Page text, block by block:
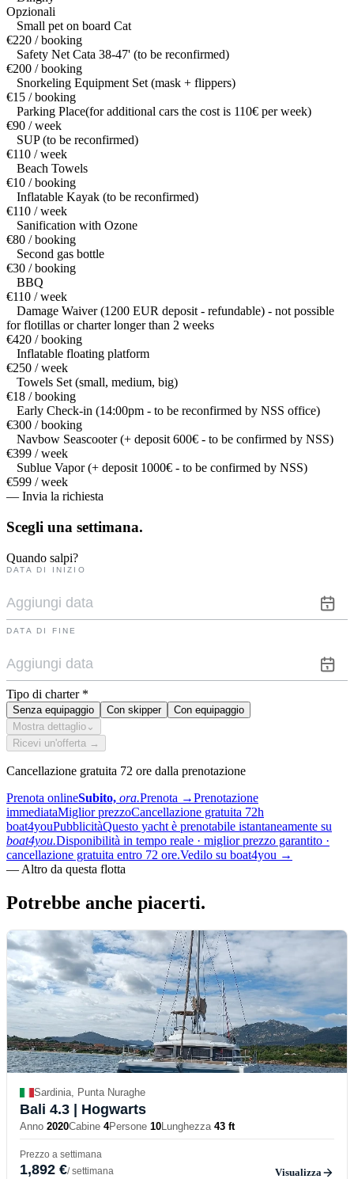
Opzionali
Small pet on board Cat
€220 / booking
Safety Net Cata 38-47' (to be reconfirmed)
€200 / booking
Snorkeling Equipment Set (mask + flippers)
€15 / booking
Parking Place(for additional cars the cost is 110€ per week)
€90 / week
SUP (to be reconfirmed)
€110 / week
Beach Towels
€10 / booking
Inflatable Kayak (to be reconfirmed)
€110 / week
Sanification with Ozone
€80 / booking
Second gas bottle
€30 / booking
BBQ
€110 / week
Damage Waiver (1200 EUR deposit - refundable) - not possible
for flotillas or charter longer than 2 weeks
€420 / booking
Inflatable floating platform
€250 / week
Towels Set (small, medium, big)
€18 / booking
Early Check-in (14:00pm - to be reconfirmed by NSS office)
€300 / booking
Navbow Seascooter (+ deposit 600€ - to be confirmed by NSS)
€399 / week
Sublue Vapor (+ deposit 1000€ - to be confirmed by NSS)
€599 / week
— Invia la richiesta
Scegli una settimana.
Quando salpi?
DATA DI INIZIO
DATA DI FINE
Tipo di charter *
Senza equipaggio Con skipper
Con equipaggio
Mostra dettaglio ⌄
Ricevi un'offerta →
Cancellazione gratuita 72 ore dalla prenotazione
Prenota onlineSubito, ora.Prenota →Prenotazione
immediataMiglior prezzoCancellazione gratuita 72h
boat4youPubblicitàQuesto yacht è prenotabile istantaneamente su
boat4you.Disponibilità in tempo reale · miglior prezzo garantito ·
cancellazione gratuita entro 72 ore.Vedilo su boat4you →
— Altro da questa flotta
Potrebbe anche piacerti.
Sardinia, Punta Nuraghe
Bali 4.3 | Hogwarts
Anno 2020Cabine 4Persone 10Lunghezza 43 ft
Prezzo a settimana
1,892 €/ settimana Visualizza